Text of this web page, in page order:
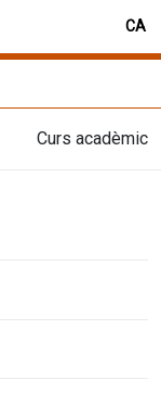
CA
Curs acadèmic